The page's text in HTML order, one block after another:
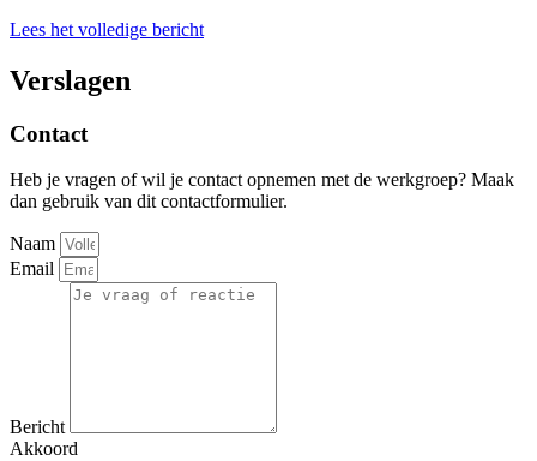
Lees het volledige bericht
Verslagen
Contact
Heb je vragen of wil je contact opnemen met de werkgroep? Maak
dan gebruik van dit contactformulier.
Naam
Email
Bericht
Akkoord